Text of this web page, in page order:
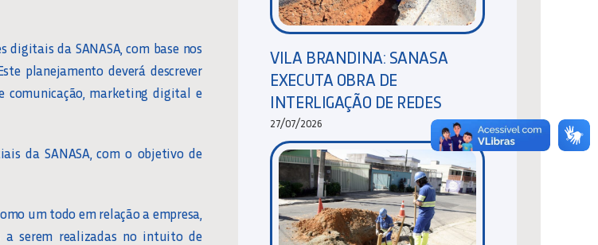
da SANASA, com base nos
planejamento deverá descrever
comunicação, marketing digital e
da SANASA, com o objetivo de
um todo em relação a empresa,
a serem realizadas no intuito de
VILA BRANDINA: SANASA
EXECUTA OBRA DE
INTERLIGAÇÃO DE REDES
27/07/2026